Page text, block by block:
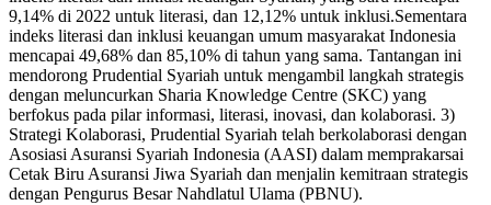
9,14% di 2022 untuk literasi, dan 12,12% untuk inklusi.Sementara
indeks literasi dan inklusi keuangan umum masyarakat Indonesia
mencapai 49,68% dan 85,10% di tahun yang sama. Tantangan ini
mendorong Prudential Syariah untuk mengambil langkah strategis
dengan meluncurkan Sharia Knowledge Centre (SKC) yang
berfokus pada pilar informasi, literasi, inovasi, dan kolaborasi. 3)
Strategi Kolaborasi, Prudential Syariah telah berkolaborasi dengan
Asosiasi Asuransi Syariah Indonesia (AASI) dalam memprakarsai
Cetak Biru Asuransi Jiwa Syariah dan menjalin kemitraan strategis
dengan Pengurus Besar Nahdlatul Ulama (PBNU).